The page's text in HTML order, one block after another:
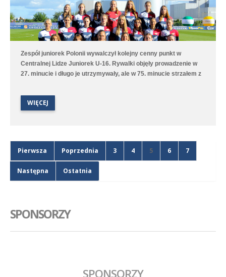
Zespół juniorek Polonii wywalczył kolejny cenny punkt w
Centralnej Lidze Juniorek U-16. Rywalki objęły prowadzenie w
27. minucie i długo je utrzymywały, ale w 75. minucie strzałem z
WIĘCEJ
Pierwsza Poprzednia 3 4 5 6 7
Następna Ostatnia
SPONSORZY
SPONSORZY